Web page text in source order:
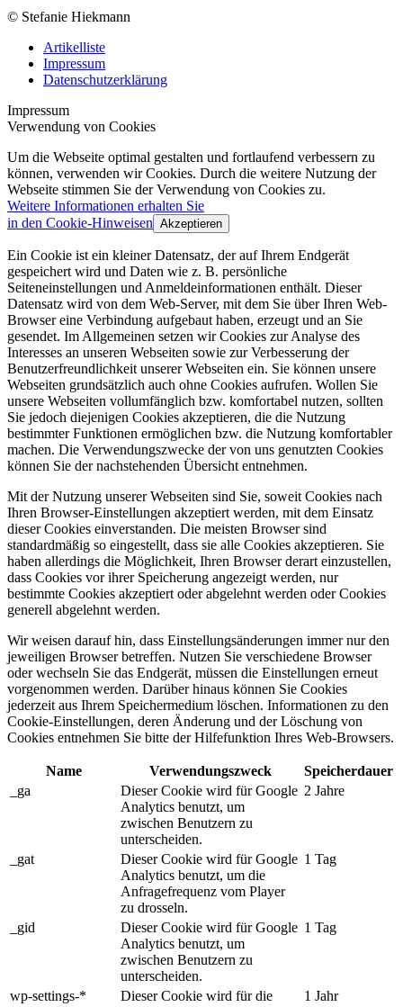
© Stefanie Hiekmann
Artikelliste
Impressum
Datenschutzerklärung
Impressum
Verwendung von Cookies
Um die Webseite optimal gestalten und fortlaufend verbessern zu
können, verwenden wir Cookies. Durch die weitere Nutzung der
Webseite stimmen Sie der Verwendung von Cookies zu.
Weitere Informationen erhalten Sie
in den Cookie-Hinweisen Akzeptieren
Ein Cookie ist ein kleiner Datensatz, der auf Ihrem Endgerät
gespeichert wird und Daten wie z. B. persönliche
Seiteneinstellungen und Anmeldeinformationen enthält. Dieser
Datensatz wird von dem Web-Server, mit dem Sie über Ihren Web-
Browser eine Verbindung aufgebaut haben, erzeugt und an Sie
gesendet. Im Allgemeinen setzen wir Cookies zur Analyse des
Interesses an unseren Webseiten sowie zur Verbesserung der
Benutzerfreundlichkeit unserer Webseiten ein. Sie können unsere
Webseiten grundsätzlich auch ohne Cookies aufrufen. Wollen Sie
unsere Webseiten vollumfänglich bzw. komfortabel nutzen, sollten
Sie jedoch diejenigen Cookies akzeptieren, die die Nutzung
bestimmter Funktionen ermöglichen bzw. die Nutzung komfortabler
machen. Die Verwendungszwecke der von uns genutzten Cookies
können Sie der nachstehenden Übersicht entnehmen.
Mit der Nutzung unserer Webseiten sind Sie, soweit Cookies nach
Ihren Browser-Einstellungen akzeptiert werden, mit dem Einsatz
dieser Cookies einverstanden. Die meisten Browser sind
standardmäßig so eingestellt, dass sie alle Cookies akzeptieren. Sie
haben allerdings die Möglichkeit, Ihren Browser derart einzustellen,
dass Cookies vor ihrer Speicherung angezeigt werden, nur
bestimmte Cookies akzeptiert oder abgelehnt werden oder Cookies
generell abgelehnt werden.
Wir weisen darauf hin, dass Einstellungsänderungen immer nur den
jeweiligen Browser betreffen. Nutzen Sie verschiedene Browser
oder wechseln Sie das Endgerät, müssen die Einstellungen erneut
vorgenommen werden. Darüber hinaus können Sie Cookies
jederzeit aus Ihrem Speichermedium löschen. Informationen zu den
Cookie-Einstellungen, deren Änderung und der Löschung von
Cookies entnehmen Sie bitte der Hilfefunktion Ihres Web-Browsers.
Name Verwendungszweck
Speicherdauer
_ga
Dieser Cookie wird für Google
Analytics benutzt, um
zwischen Benutzern zu
unterscheiden.
2 Jahre
_gat
Dieser Cookie wird für Google
Analytics benutzt, um die
Anfragefrequenz vom Player
zu drosseln.
1 Tag
_gid
Dieser Cookie wird für Google
Analytics benutzt, um
zwischen Benutzern zu
unterscheiden.
1 Tag
wp-settings-*
Dieser Cookie wird für die
1 Jahr